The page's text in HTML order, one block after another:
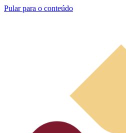
Pular para o conteúdo